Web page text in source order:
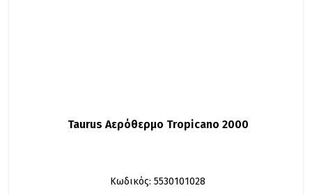
Taurus Αερόθερμο Tropicano 2000
Κωδικός: 5530101028